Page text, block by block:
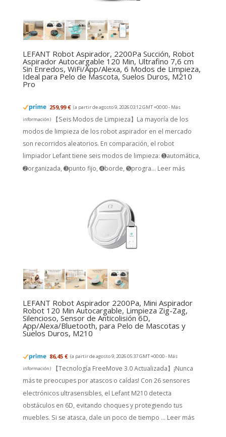
LEFANT Robot Aspirador, 2200Pa Succión, Robot
Aspirador Autocargable 120 Min, Ultrafino 7,6 cm
Sin Enredos, WiFi/App/Alexa, 6 Modos de Limpieza,
Ideal para Pelo de Mascota, Suelos Duros, M210
Pro
259,99 € (a partir de agosto 9, 2026 03:12 GMT +00:00 - Más
información)
【Seis Modos de Limpieza】La mayoría de los
modos de limpieza de los robot aspirador en el mercado
son recorridos aleatorios. En comparación, el robot
limpiador Lefant tiene seis modos de limpieza: ➊automática,
➋organizada, ➌punto fijo, ➍borde, ➎progra... Leer más
LEFANT Robot Aspirador 2200Pa, Mini Aspirador
Robot 120 Min Autocargable, Limpieza Zig-Zag,
Silencioso, Sensor de Anticolisión 6D,
App/Alexa/Bluetooth, para Pelo de Mascotas y
Suelos Duros, M210
86,45 € (a partir de agosto 9, 2026 05:37 GMT +00:00 - Más
información)
【Tecnología FreeMove 3.0 Actualizada】¡Nunca
más te preocupes por atascos o caídas! Con 26 sensores
electrónicos ultrasensibles, el Lefant M210 detecta
obstáculos en 6D, evitando choques y protegiendo tus
muebles. Si se atasca, dale un poco de tiempo ... Leer más